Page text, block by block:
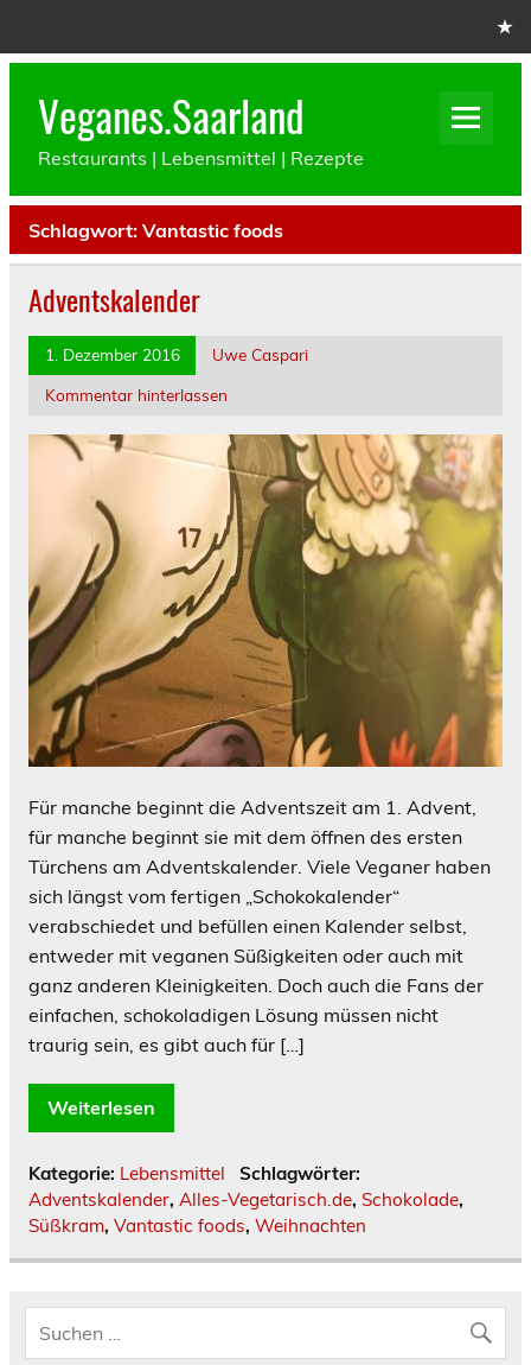
Veganes.Saarland
Restaurants | Lebensmittel | Rezepte
Schlagwort: Vantastic foods
Adventskalender
1. Dezember 2016
Uwe Caspari
Kommentar hinterlassen
Für manche beginnt die Adventszeit am 1. Advent,
für manche beginnt sie mit dem öffnen des ersten
Türchens am Adventskalender. Viele Veganer haben
sich längst vom fertigen „Schokokalender“
verabschiedet und befüllen einen Kalender selbst,
entweder mit veganen Süßigkeiten oder auch mit
ganz anderen Kleinigkeiten. Doch auch die Fans der
einfachen, schokoladigen Lösung müssen nicht
traurig sein, es gibt auch für […]
Weiterlesen
Kategorie: Lebensmittel
Schlagwörter:
Adventskalender, Alles-Vegetarisch.de, Schokolade,
Süßkram, Vantastic foods, Weihnachten